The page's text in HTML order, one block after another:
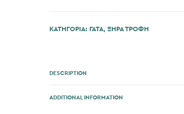
ΚΑΤΗΓΟΡΊΑ: ΓΆΤΑ, ΞΗΡΑ ΤΡΟΦΗ
DESCRIPTION
ADDITIONAL INFORMATION